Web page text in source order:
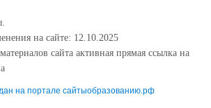
на сайте: 12.10.2025
сайта активная прямая ссылка на
на портале сайтыобразованию.рф